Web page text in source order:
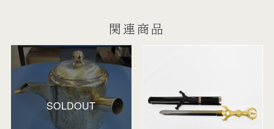
関連商品
SOLDOUT